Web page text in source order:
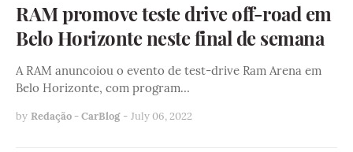
RAM promove teste drive off-road em
Belo Horizonte neste final de semana
A RAM anuncoiou o evento de test-drive Ram Arena em
Belo Horizonte, com program…
by Redação - CarBlog - July 06, 2022